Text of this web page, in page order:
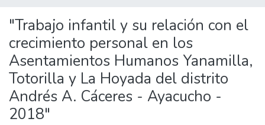
Statistics
"Trabajo infantil y su relación con el
crecimiento personal en los
Asentamientos Humanos Yanamilla,
Totorilla y La Hoyada del distrito
Andrés A. Cáceres - Ayacucho -
2018"